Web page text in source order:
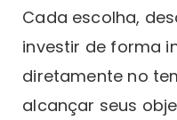
Cada escolha,
investir de forma
diretamente no
alcançar seus